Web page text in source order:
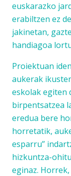
euskarazko
erabiltzen ez
jakinetan,
handiagoa
Proiektuan
aukerak
eskolak egiten
birpentsatzea
eredua bere
horretatik,
esparru”
hizkuntza-
eginaz.